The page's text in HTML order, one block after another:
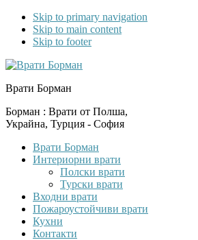
Skip to primary navigation
Skip to main content
Skip to footer
Врати Борман
Борман : Врати от Полша,
Украйна, Турция - София
Врати Борман
Интериорни врати
Полски врати
Турски врати
Входни врати
Пожароустойчиви врати
Кухни
Контакти